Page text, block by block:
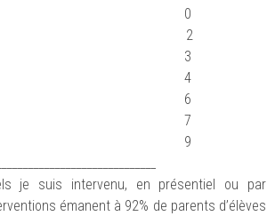
33 0
37 2
38 3
32 4
34 6
29 7
30 9
suis intervenu, en présentiel ou par
émanent à 92% de parents d’élèves